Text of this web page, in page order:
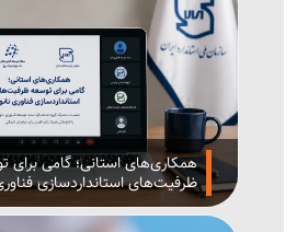
همکاری‌های استانی؛ گامی برای توسعه
ظرفیت‌های استانداردسازی فناوری نانو